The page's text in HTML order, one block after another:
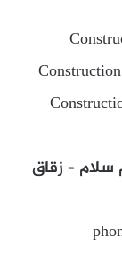
سلام – زقاق